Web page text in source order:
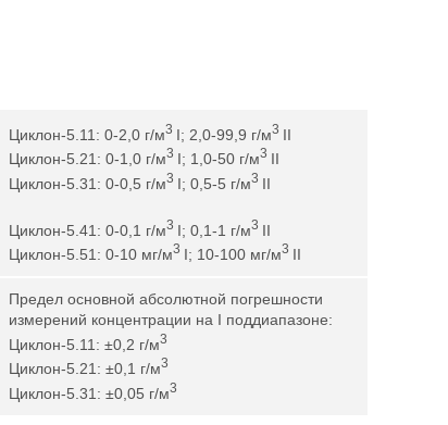
Циклон-5.11: 0-2,0 г/м3 I; 2,0-99,9 г/м3 II
Циклон-5.21: 0-1,0 г/м3 I; 1,0-50 г/м3 II
Циклон-5.31: 0-0,5 г/м3 I; 0,5-5 г/м3 II
Циклон-5.41: 0-0,1 г/м3 I; 0,1-1 г/м3 II
Циклон-5.51: 0-10 мг/м3 I; 10-100 мг/м3 II
Предел основной абсолютной погрешности
измерений концентрации на I поддиапазоне:
Циклон-5.11: ±0,2 г/м3
Циклон-5.21: ±0,1 г/м3
Циклон-5.31: ±0,05 г/м3